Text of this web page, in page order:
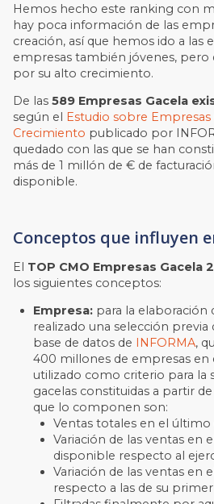
Hemos hecho este ranking con
hay poca información de las
creación, así que hemos ido a las
empresas también jóvenes, pero
por su alto crecimiento.
De las589 Empresas Gacela
según el Estudio sobre Empresas
Crecimiento publicado por
quedado con las que se han
más de 1 millón de € de
disponible.
Conceptos que influyen
El TOP CMO Empresas Gacela
los siguientes conceptos:
Empresa: para la elaboración
realizado una selección previa
base de datos de INFORMA,
400 millones de empresas en
utilizado como criterio para la
gacelas constituidas a partir
que lo componen son:
Ventas totales en el
Variación de las ventas en
disponible respecto al
Variación de las ventas en
respecto a las de su